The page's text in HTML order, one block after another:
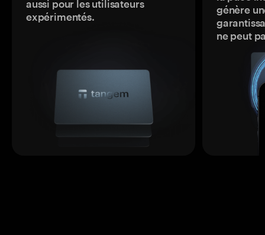
aussi pour les utilisateurs
expérimentés.
génère
ne peut